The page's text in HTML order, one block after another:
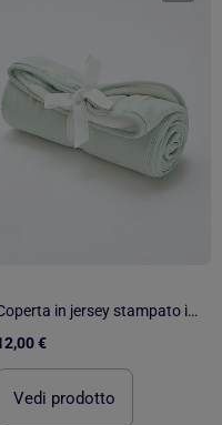
Coperta in jersey stampato in cotone jersey
€
Vedi prodotto